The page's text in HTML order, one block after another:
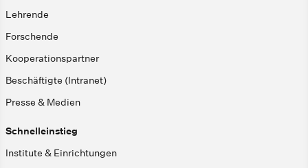
Lehrende
Forschende
Kooperationspartner
Beschäftigte (Intranet)
Presse & Medien
Schnelleinstieg
Institute & Einrichtungen